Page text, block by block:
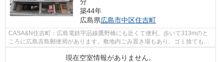
築44年
広島県広島市中区住吉町
CASA&N住吉町：広島電鉄宇品線鷹野橋にも近くて便利。歩いて313mのと
ころに広島吉島郵便局があります。敷地内ごみ置き場もあり、ゴミ捨ても
楽々。こちらの物件では初期費用をカー...
現在空室情報がありません。